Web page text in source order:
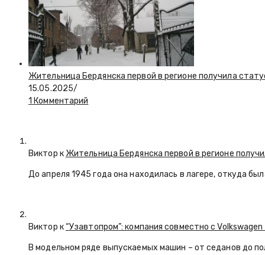
Жительница Бердянска первой в регионе получила
15.05.2025/
1 Комментарий
Виктор к Жительница Бердянска первой в регионе
До апреля 1945 года она находилась в лагере, откуда
Виктор к“Узавтопром”: компания совместно с
В модельном ряде выпускаемых машин – от седанов до